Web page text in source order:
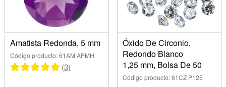
Amatista Redonda, 5 mm
Código producto: 61AM APMH
(3)
Óxido De Circonio,
Redondo Blanco
1,25 mm, Bolsa De 50
Código producto: 61CZ P125